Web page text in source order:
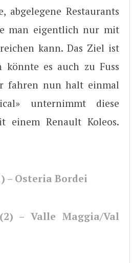
abgelegene Restaurants
man eigentlich nur mit
kann. Das Ziel ist
könnte es auch zu Fuss
fahren nun halt einmal
unternimmt diese
einem Renault Koleos.
– Osteria Bordei
– Valle Maggia/Val